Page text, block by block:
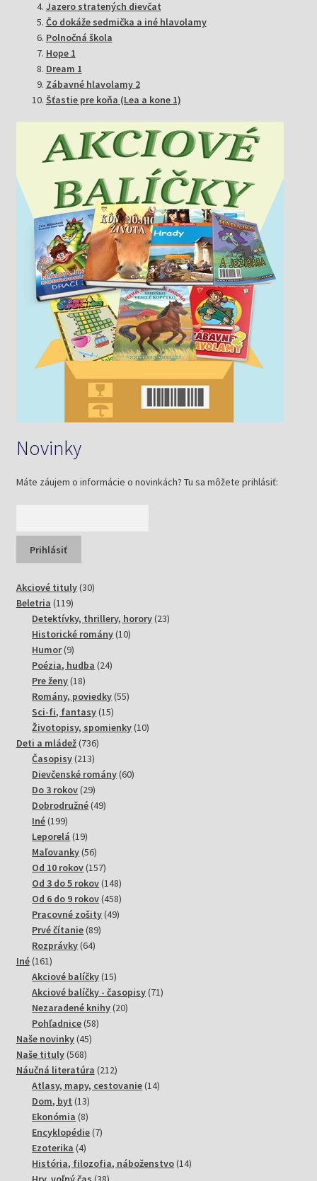
Jazero stratených dievčat
Čo dokáže sedmička a iné hlavolamy
Polnočná škola
Hope 1
Dream 1
Zábavné hlavolamy 2
Šťastie pre koňa (Lea a kone 1)
Novinky
Máte záujem o informácie o novinkách? Tu sa môžete prihlásiť:
Akciové tituly 3030
Beletria 119119
produktov
Detektívky, thrillery, horory 2323
Historické romány 1010
Humor 99
produktov
Poézia, hudba 2424
Pre ženy 1818
produktov
Romány, poviedky 5555
Sci-fi, fantasy 1515
produktov
Životopisy, spomienky 1010
Deti a mládež 736736
Časopisy 213213
produktov
Dievčenské romány 6060
Do 3 rokov 2929
produktov
Dobrodružné 4949
Iné 199199
produktov
Leporelá 1919
produktov
Maľovanky 5656
produktov
Od 10 rokov 157157
produktov
Od 3 do 5 rokov 148148
produktov
Od 6 do 9 rokov 458458
produktov
Pracovné zošity 4949
Prvé čítanie 8989
Rozprávky 6464
Iné 161161
produktov
Akciové balíčky 1515
produktov
Akciové balíčky - časopisy 7171
Nezaradené knihy 2020
Pohľadnice 5858
Naše novinky 4545
Naše tituly 568568
produktov
Náučná literatúra 212212
produktov
Atlasy, mapy, cestovanie 1414
Dom, byt 1313
produktov
Ekonómia 88
produktov
Encyklopédie 77
Ezoterika 44
produkty
História, filozofia, náboženstvo 1414
38